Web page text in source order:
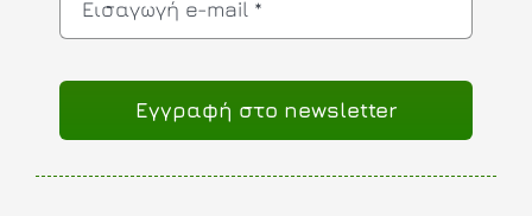
Eγγραφή στο newsletter